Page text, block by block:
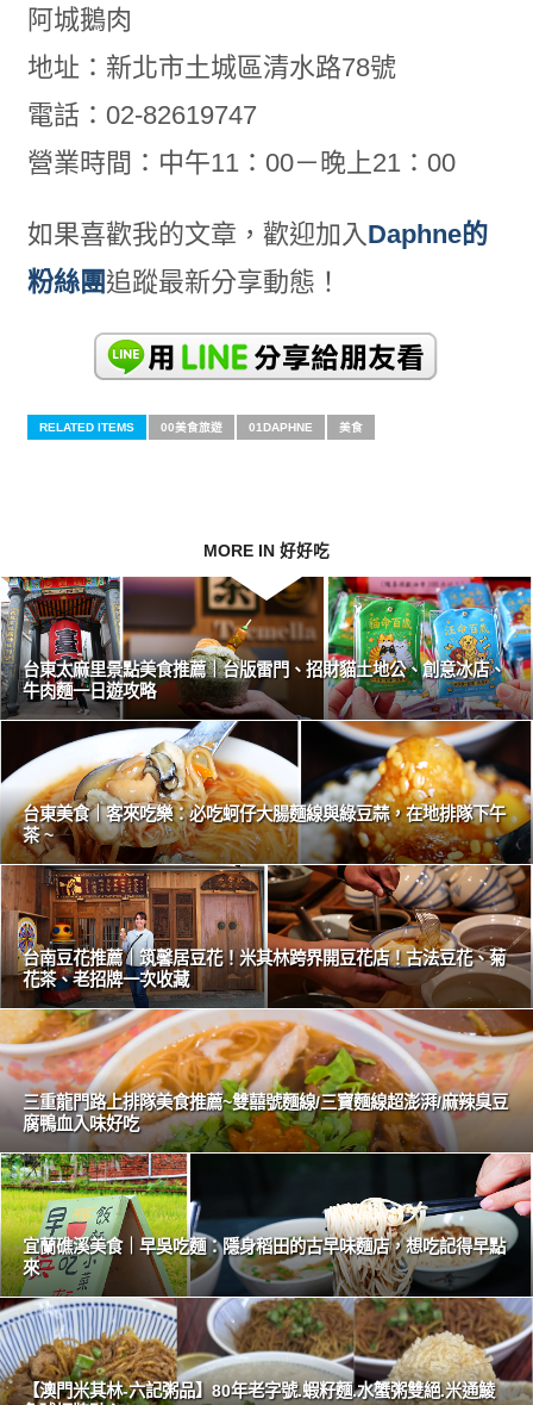
阿城鵝肉
地址：新北市土城區清水路78號
電話：02-82619747
營業時間：中午11：00－晚上21：00
如果喜歡我的文章，歡迎加入Daphne的
粉絲團追蹤最新分享動態！
RELATED ITEMS 00美食旅遊 01DAPHNE 美食
MORE IN 好好吃
台東太麻里景點美食推薦｜台版雷門、招財貓土地公、創意冰店、
牛肉麵一日遊攻略
台東美食｜客來吃樂：必吃蚵仔大腸麵線與綠豆蒜，在地排隊下午
茶 ~
台南豆花推薦｜筑馨居豆花！米其林跨界開豆花店！古法豆花、菊
花茶、老招牌一次收藏
三重龍門路上排隊美食推薦~雙囍號麵線/三寶麵線超澎湃/麻辣臭豆
腐鴨血入味好吃
宜蘭礁溪美食｜早吳吃麵：隱身稻田的古早味麵店，想吃記得早點
來
【澳門米其林-六記粥品】80年老字號.蝦籽麵.水蟹粥雙絕.米通鯪